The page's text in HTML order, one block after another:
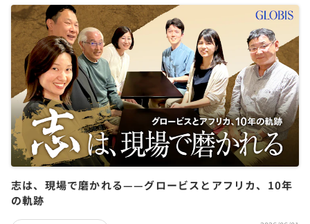
志は、現場で磨かれる——グロービスとアフリカ、10年
の軌跡